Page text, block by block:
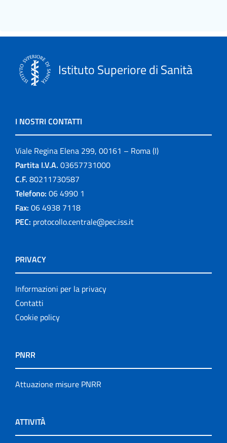
Istituto Superiore di Sanità
I NOSTRI CONTATTI
Viale Regina Elena 299, 00161 – Roma (I)
Partita I.V.A. 03657731000
C.F. 80211730587
Telefono: 06 4990 1
Fax: 06 4938 7118
PEC: protocollo.centrale@pec.iss.it
PRIVACY
Informazioni per la privacy
Contatti
Cookie policy
PNRR
Attuazione misure PNRR
ATTIVITÀ